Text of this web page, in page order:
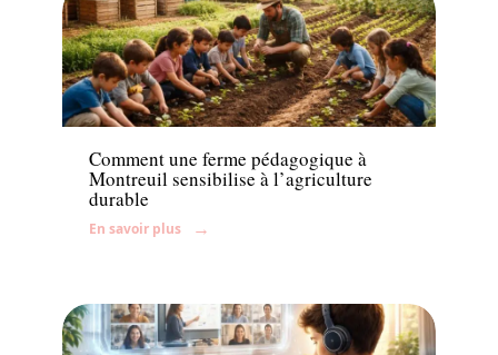
Famille
Comment une ferme pédagogique à
Montreuil sensibilise à l’agriculture
durable
En savoir plus